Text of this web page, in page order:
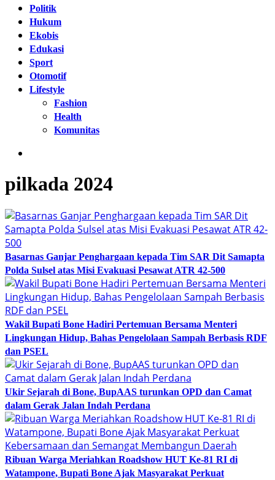
Politik
Hukum
Ekobis
Edukasi
Sport
Otomotif
Lifestyle
Fashion
Health
Komunitas
pilkada 2024
Basarnas Ganjar Penghargaan kepada Tim SAR Dit Samapta
Polda Sulsel atas Misi Evakuasi Pesawat ATR 42-500
Wakil Bupati Bone Hadiri Pertemuan Bersama Menteri
Lingkungan Hidup, Bahas Pengelolaan Sampah Berbasis RDF
dan PSEL
Ukir Sejarah di Bone, BupAAS turunkan OPD dan Camat
dalam Gerak Jalan Indah Perdana
Ribuan Warga Meriahkan Roadshow HUT Ke-81 RI di
Watampone, Bupati Bone Ajak Masyarakat Perkuat